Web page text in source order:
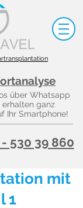
über Whatsapp
ganz
Ihr Smartphone!
- 530 39 860
mit
1